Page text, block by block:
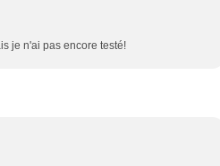
je n'ai pas encore testé!